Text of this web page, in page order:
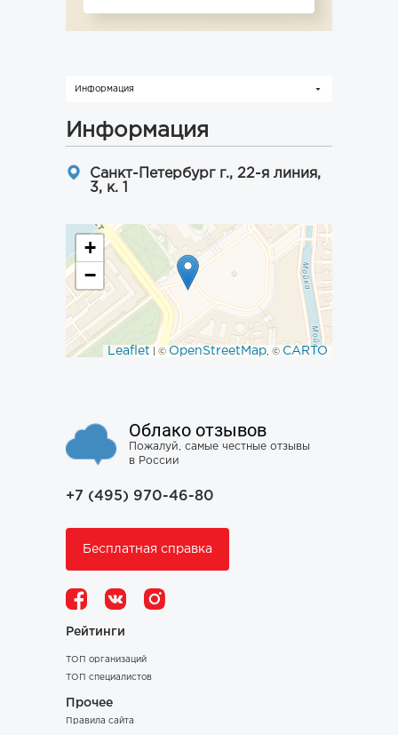
Информация
Информация
Санкт-Петербург г., 22-я линия,
3, к. 1
+
−
Leaflet | © OpenStreetMap, © CARTO
Облако отзывов
Пожалуй, самые честные отзывы
в России
+7 (495) 970-46-80
Бесплатная справка
Рейтинги
ТОП организаций
ТОП специалистов
Прочее
Правила сайта